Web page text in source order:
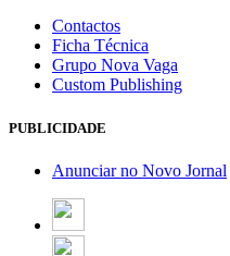
Contactos
Ficha Técnica
Grupo Nova Vaga
Custom Publishing
PUBLICIDADE
Anunciar no Novo Jornal